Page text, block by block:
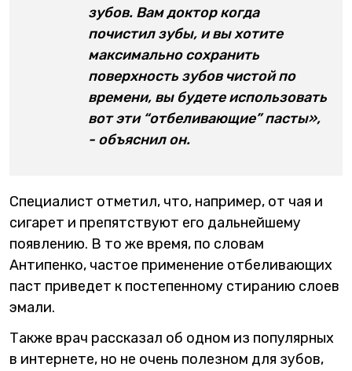
зубов. Вам доктор когда
почистил зубы, и вы хотите
максимально сохранить
поверхность зубов чистой по
времени, вы будете использовать
вот эти “отбеливающие” пасты»,
- объяснил он.
Специалист отметил, что, например, от чая и
сигарет и препятствуют его дальнейшему
появлению. В то же время, по словам
Антипенко, частое применение отбеливающих
паст приведет к постепенному стиранию слоев
эмали.
Также врач рассказал об одном из популярных
в интернете, но не очень полезном для зубов,